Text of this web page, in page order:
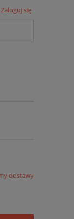
Zaloguj się
dostawy